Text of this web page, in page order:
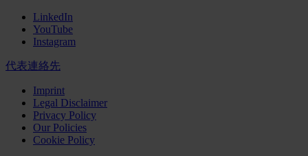
LinkedIn
YouTube
Instagram
代表連絡先
Imprint
Legal Disclaimer
Privacy Policy
Our Policies
Cookie Policy